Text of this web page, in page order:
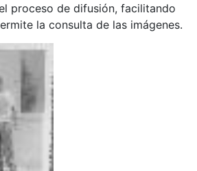
proceso de difusión, facilitando
la consulta de las imágenes.